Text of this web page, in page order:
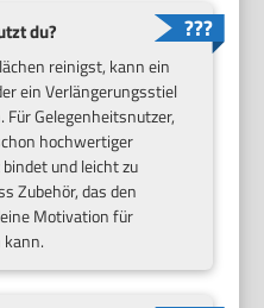
du?
reinigst, kann ein
ein Verlängerungsstiel
Gelegenheitsnutzer,
hochwertiger
und leicht zu
Zubehör, das den
Motivation für